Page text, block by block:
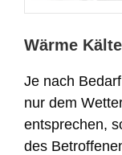
Wärme
Je nach
nur dem
entsprechen,
des